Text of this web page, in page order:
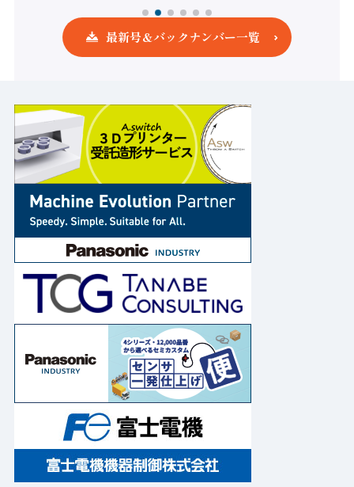
最新号＆バックナンバー一覧